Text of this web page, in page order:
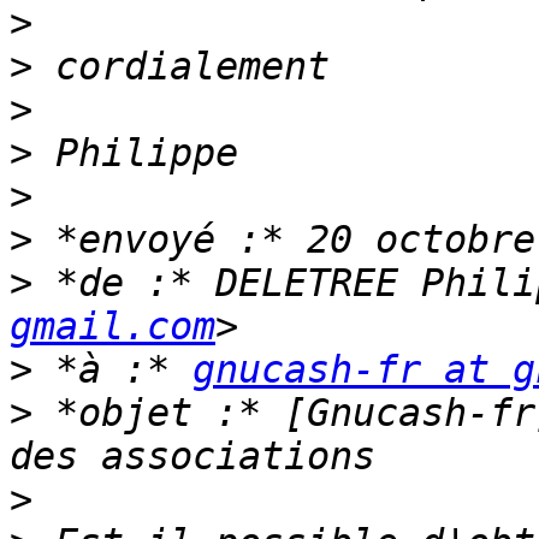
>
>
>
>
>
>
> *de :* DELETREE
gmail.com
> *à :* gnucash-fr at
> *objet :* [Gnucash-fr]
>